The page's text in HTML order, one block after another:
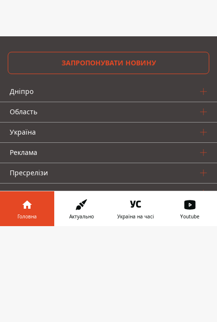
ЗАПРОПОНУВАТИ НОВИНУ
Дніпро
Область
Україна
Реклама
Пресрелізи
Про нас
Головна Актуально Україна на часі Youtube